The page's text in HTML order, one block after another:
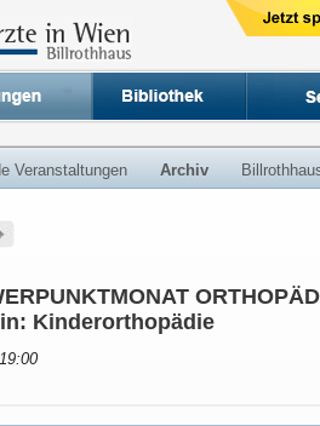
Veranstaltungen Archiv
Kinderorthopädie